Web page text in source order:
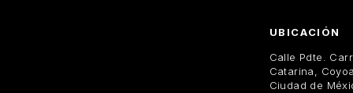
UBICACIÓN
Calle Pdte.
Catarina,
Ciudad de